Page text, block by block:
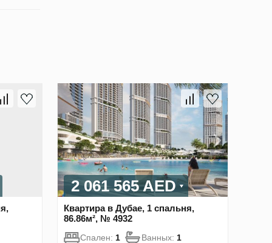
2 061 565 AED
Квартира в Дубае, 1 спальня,
86.86м², № 4932
Спален: 1 Ванных: 1